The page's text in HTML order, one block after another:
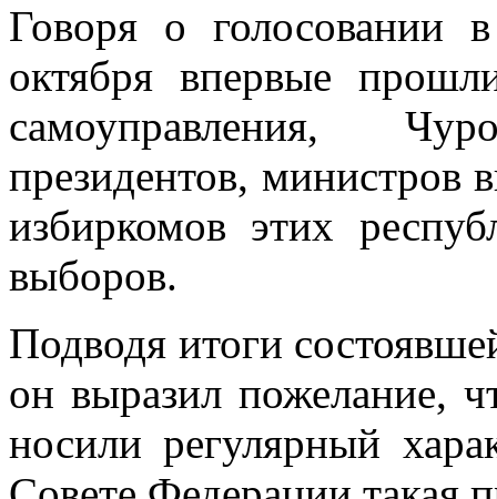
Говоря о голосовании
октября впервые
самоуправления,
президентов, министров
избиркомов этих
выборов.
Подводя итоги
он выразил пожелание,
носили регулярный